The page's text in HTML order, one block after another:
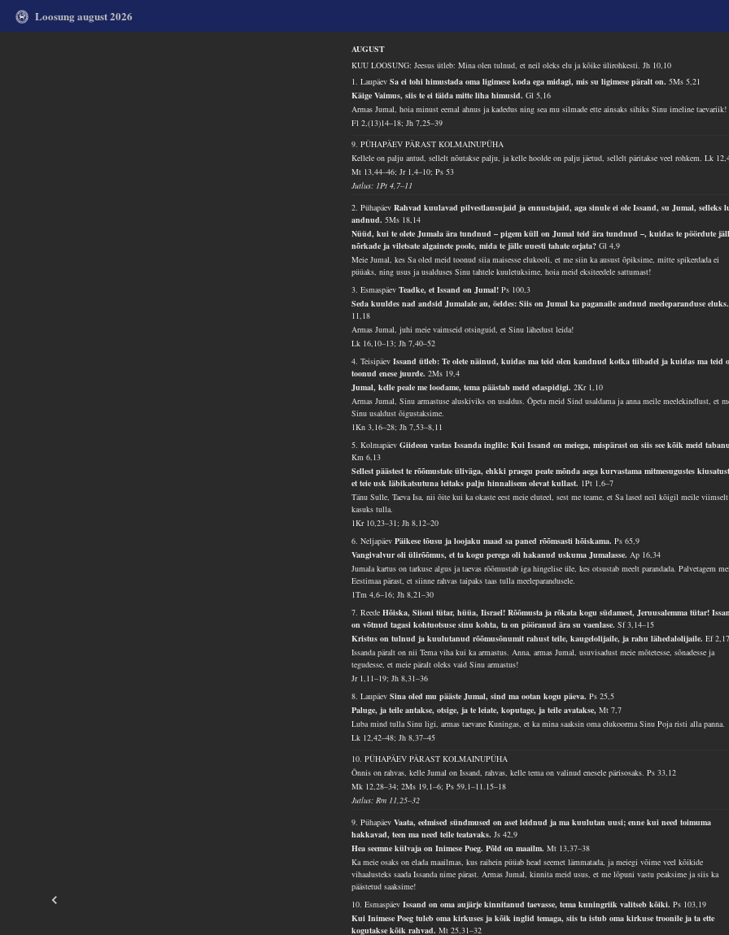
Loosung august 2026
AUGUST
KUU LOOSUNG: Jeesus ütleb: Mina olen tulnud, et neil oleks elu ja kõike ülirohkesti.Jh 10,10
1. LaupäevSa ei tohi himustada oma ligimese koda ega midagi, mis su ligimese päralt on.5Ms 5,21
Käige Vaimus, siis te ei täida mitte liha himusid.Gl 5,16
Armas Jumal, hoia minust eemal ahnus ja kadedus ning sea mu silmade ette ainsaks sihiks Sinu imeline taevariik!
Fl 2,(13)14–18; Jh 7,25–39
9. PÜHAPÄEV PÄRAST KOLMAINUPÜHA
Kellele on palju antud, sellelt nõutakse palju, ja kelle hoolde on palju jäetud, sellelt päritakse veel rohkem.Lk
Mt 13,44–46; Jr 1,4–10; Ps 53
Jutlus: 1Pt 4,7–11
2. PühapäevRahvad kuulavad pilvestlausujaid ja ennustajaid, aga sinule ei ole Issand, su Jumal, selleks
andnud.5Ms 18,14
Nüüd, kui te olete Jumala ära tundnud – pigem küll on Jumal teid ära tundnud –, kuidas te pöördute
nõrkade ja viletsate algainete poole, mida te jälle uuesti tahate orjata?Gl 4,9
Meie Jumal, kes Sa oled meid toonud siia maisesse elukooli, et me siin ka ausust õpiksime, mitte spikerdada ei
püüaks, ning usus ja usalduses Sinu tahtele kuuletuksime, hoia meid eksiteedele sattumast!
3. EsmaspäevTeadke, et Issand on Jumal!Ps 100,3
Seda kuuldes nad andsid Jumalale au, öeldes: Siis on Jumal ka paganaile andnud meeleparanduse
11,18
Armas Jumal, juhi meie vaimseid otsinguid, et Sinu lähedust leida!
Lk 16,10–13; Jh 7,40–52
4. TeisipäevIssand ütleb: Te olete näinud, kuidas ma teid olen kandnud kotka tiibadel ja kuidas ma teid
toonud enese juurde.2Ms 19,4
Jumal, kelle peale me loodame, tema päästab meid edaspidigi.2Kr 1,10
Armas Jumal, Sinu armastuse aluskiviks on usaldus. Õpeta meid Sind usaldama ja anna meile meelekindlust, et
Sinu usaldust õigustaksime.
1Kn 3,16–28; Jh 7,53–8,11
5. KolmapäevGiideon vastas Issanda inglile: Kui Issand on meiega, mispärast on siis see kõik meid
Km 6,13
Sellest päästest te rõõmustate üliväga, ehkki praegu peate mõnda aega kurvastama mitmesugustes
et teie usk läbikatsutuna leitaks palju hinnalisem olevat kullast. 1Pt 1,6–7
Tänu Sulle, Taeva Isa, nii õite kui ka okaste eest meie eluteel, sest me teame, et Sa lased neil kõigil meile viimselt
kasuks tulla.
1Kr 10,23–31; Jh 8,12–20
6. NeljapäevPäikese tõusu ja loojaku maad sa paned rõõmsasti hõiskama.Ps 65,9
Vangivalvur oli ülirõõmus, et ta kogu perega oli hakanud uskuma Jumalasse.Ap 16,34
Jumala kartus on tarkuse algus ja taevas rõõmustab iga hingelise üle, kes otsustab meelt parandada. Palvetagem
Eestimaa pärast, et siinne rahvas taipaks taas tulla meeleparandusele.
1Tm 4,6–16; Jh 8,21–30
7. ReedeHõiska, Siioni tütar, hüüa, Iisrael! Rõõmusta ja rõkata kogu südamest, Jeruusalemma tütar!
on võtnud tagasi kohtuotsuse sinu kohta, ta on pööranud ära su vaenlase.Sf 3,14–15
Kristus on tulnud ja kuulutanud rõõmusõnumit rahust teile, kaugelolijaile, ja rahu lähedalolijaile.Ef 2,17
Issanda päralt on nii Tema viha kui ka armastus. Anna, armas Jumal, usuvisadust meie mõtetesse, sõnadesse ja
tegudesse, et meie päralt oleks vaid Sinu armastus!
Jr 1,11–19; Jh 8,31–36
8. LaupäevSina oled mu pääste Jumal, sind ma ootan kogu päeva.Ps 25,5
Paluge, ja teile antakse, otsige, ja te leiate, koputage, ja teile avatakse,Mt 7,7
Luba mind tulla Sinu ligi, armas taevane Kuningas, et ka mina saaksin oma elukoorma Sinu Poja risti alla panna.
Lk 12,42–48; Jh 8,37–45
10. PÜHAPÄEV PÄRAST KOLMAINUPÜHA
Õnnis on rahvas, kelle Jumal on Issand, rahvas, kelle tema on valinud enesele pärisosaks.Ps 33,12
Mk 12,28–34; 2Ms 19,1–6; Ps 59,1–11.15–18
Jutlus: Rm 11,25–32
9. PühapäevVaata, eelmised sündmused on aset leidnud ja ma kuulutan uusi; enne kui need toimuma
hakkavad, teen ma need teile teatavaks.Js 42,9
Hea seemne külvaja on Inimese Poeg. Põld on maailm.Mt 13,37–38
Ka meie osaks on elada maailmas, kus raihein püüab head seemet lämmatada, ja meiegi võime veel kõikide
vihaalusteks saada Issanda nime pärast. Armas Jumal, kinnita meid usus, et me lõpuni vastu peaksime ja siis ka
päästetud saaksime!
10. EsmaspäevIssand on oma aujärje kinnitanud taevasse, tema kuningriik valitseb kõiki.Ps 103,19
Kui Inimese Poeg tuleb oma kirkuses ja kõik inglid temaga, siis ta istub oma kirkuse troonile ja ta ette
kogutakse kõik rahvad.Mt 25,31–32